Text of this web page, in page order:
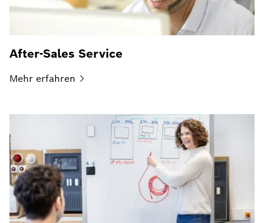
After-Sales Service
Mehr erfahren